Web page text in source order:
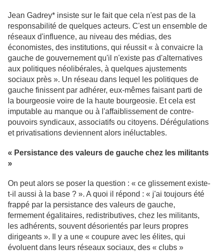
Jean Gadrey* insiste sur le fait que cela n'est pas de la
responsabilité de quelques acteurs. C'est un ensemble de
réseaux d'influence, au niveau des médias, des
économistes, des institutions, qui réussit « à convaicre la
gauche de gouvernement qu'il n'existe pas d'alternatives
aux politiques néolibérales, à quelques ajustements
sociaux près ». Un réseau dans lequel les politiques de
gauche finissent par adhérer, eux-mêmes faisant parti de
la bourgeosie voire de la haute bourgeosie. Et cela est
imputable au manque ou à l'affaiblissement de contre-
pouvoirs syndicaux, associatifs ou citoyens. Dérégulations
et privatisations deviennent alors inéluctables.
« Persistance des valeurs de gauche chez les militants
»
On peut alors se poser la question : « ce glissement existe-
t-il aussi à la base ? ». A quoi il répond : « j'ai toujours été
frappé par la persistance des valeurs de gauche,
fermement égalitaires, redistributives, chez les militants,
les adhérents, souvent désorientés par leurs propres
dirigeants ». Il y a une « coupure avec les élites, qui
évoluent dans leurs réseaux sociaux, des « clubs »